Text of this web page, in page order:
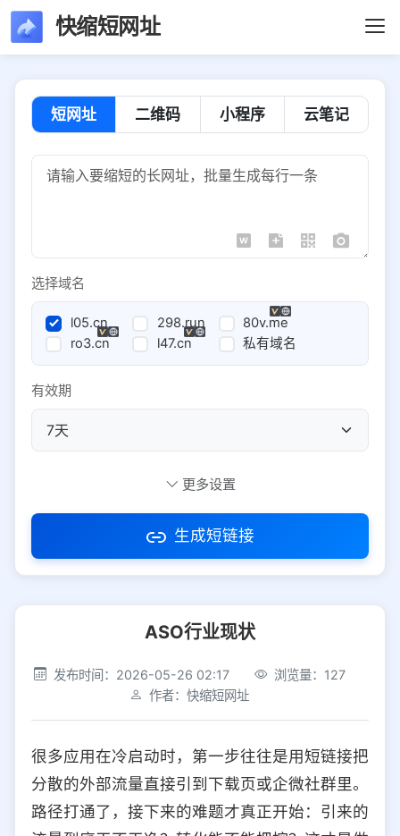
快缩短网址
短网址 二维码 小程序 云笔记
选择域名
l05.cn 298.run
80v.me
ro3.cn
l47.cn 私有域名
有效期
访问密码
社交平台 电商平台
选择防红平台类型，避免链接被拦截
iOS Android PC 其他
选择允许访问的平台类型
更多设置
生成短链接
ASO行业现状
发布时间：2026-05-26 02:17
浏览量：127
作者：快缩短网址
很多应用在冷启动时，第一步往往是用短链接把
分散的外部流量直接引到下载页或企微社群里。
路径打通了，接下来的难题才真正开始：引来的